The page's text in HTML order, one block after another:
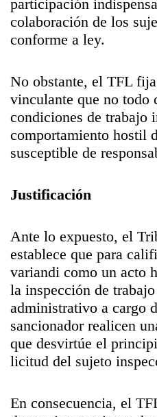
participación
colaboración de los
conforme a ley.
No obstante, el TFL
vinculante que no todo
condiciones de trabajo
comportamiento hostil
susceptible de
Justificación
Ante lo expuesto, el
establece que para
variandi como un acto
la inspección de
administrativo a cargo
sancionador realicen
que desvirtúe el
licitud del sujeto
En consecuencia, el